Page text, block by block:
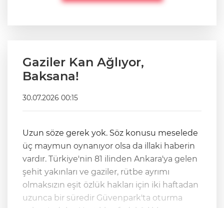
Gaziler Kan Ağlıyor,
Baksana!
30.07.2026 00:15
Uzun söze gerek yok. Söz konusu meselede
üç maymun oynanıyor olsa da illaki haberin
vardır. Türkiye'nin 81 ilinden Ankara'ya gelen
şehit yakınları ve gaziler, rütbe ayrımı
olmaksızın eşit özlük hakları için iki haftadan
uzunca bir süredir Güvenpark'ta oturma